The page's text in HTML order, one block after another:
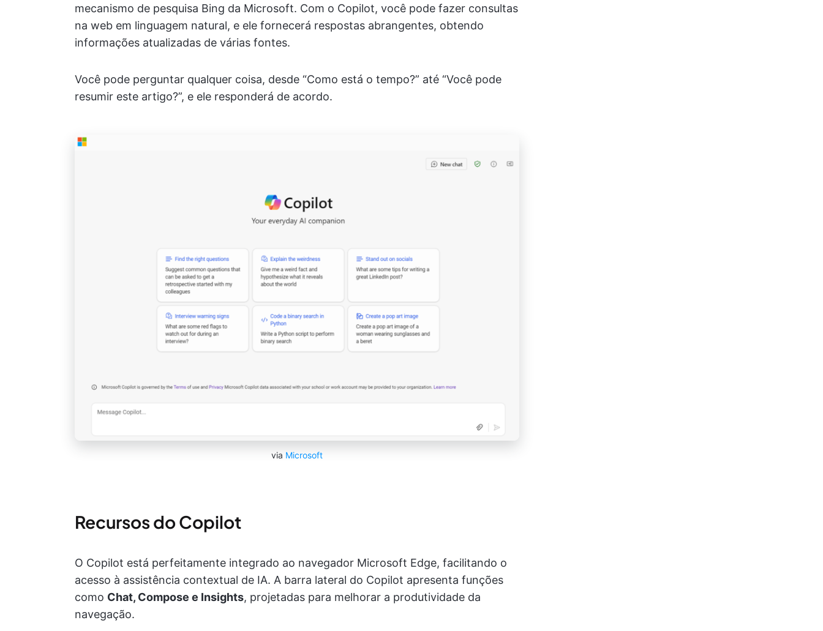
mecanismo de pesquisa Bing da Microsoft. Com o Copilot, você pode fazer consultas
na web em linguagem natural, e ele fornecerá respostas abrangentes, obtendo
informações atualizadas de várias fontes.
Você pode perguntar qualquer coisa, desde “Como está o tempo?” até “Você pode
resumir este artigo?”, e ele responderá de acordo.
via Microsoft
Recursos do Copilot
O Copilot está perfeitamente integrado ao navegador Microsoft Edge, facilitando o
acesso à assistência contextual de IA. A barra lateral do Copilot apresenta funções
como Chat, Compose e Insights, projetadas para melhorar a produtividade da
navegação.